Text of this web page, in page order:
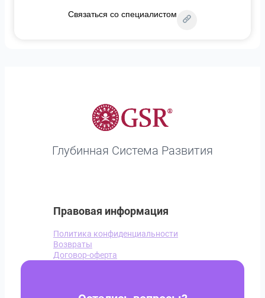
Связаться со специалистом
Глубинная Система Развития
Правовая информация
Политика конфиденциальности
Возвраты
Договор-оферта